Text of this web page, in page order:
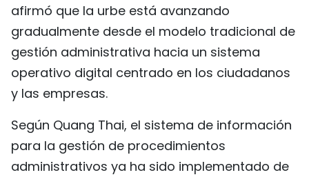
afirmó que la urbe está avanzando
gradualmente desde el modelo tradicional de
gestión administrativa hacia un sistema
operativo digital centrado en los ciudadanos
y las empresas.
Según Quang Thai, el sistema de información
para la gestión de procedimientos
administrativos ya ha sido implementado de